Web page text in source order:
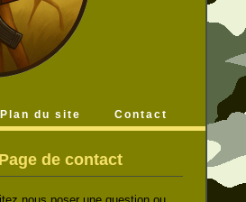
Plan du site Contact
Page de contact